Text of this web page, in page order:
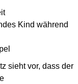
Kind während
sieht vor, dass der